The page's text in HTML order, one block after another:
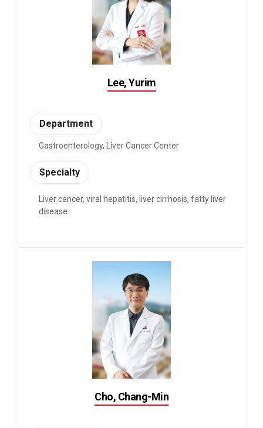
Lee, Yurim
Department
Gastroenterology, Liver Cancer Center
Specialty
Liver cancer, viral hepatitis, liver cirrhosis, fatty liver
disease
Cho, Chang-Min